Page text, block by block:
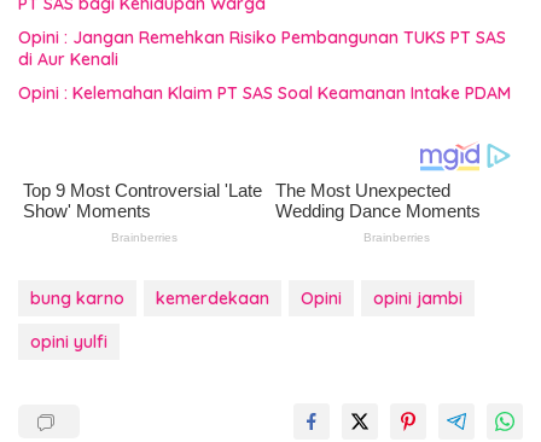
Opini : Jangan Remehkan Risiko Pembangunan TUKS PT SAS
di Aur Kenali
Opini : Kelemahan Klaim PT SAS Soal Keamanan Intake PDAM
bung karno kemerdekaan Opini
opini jambi
opini yulfi